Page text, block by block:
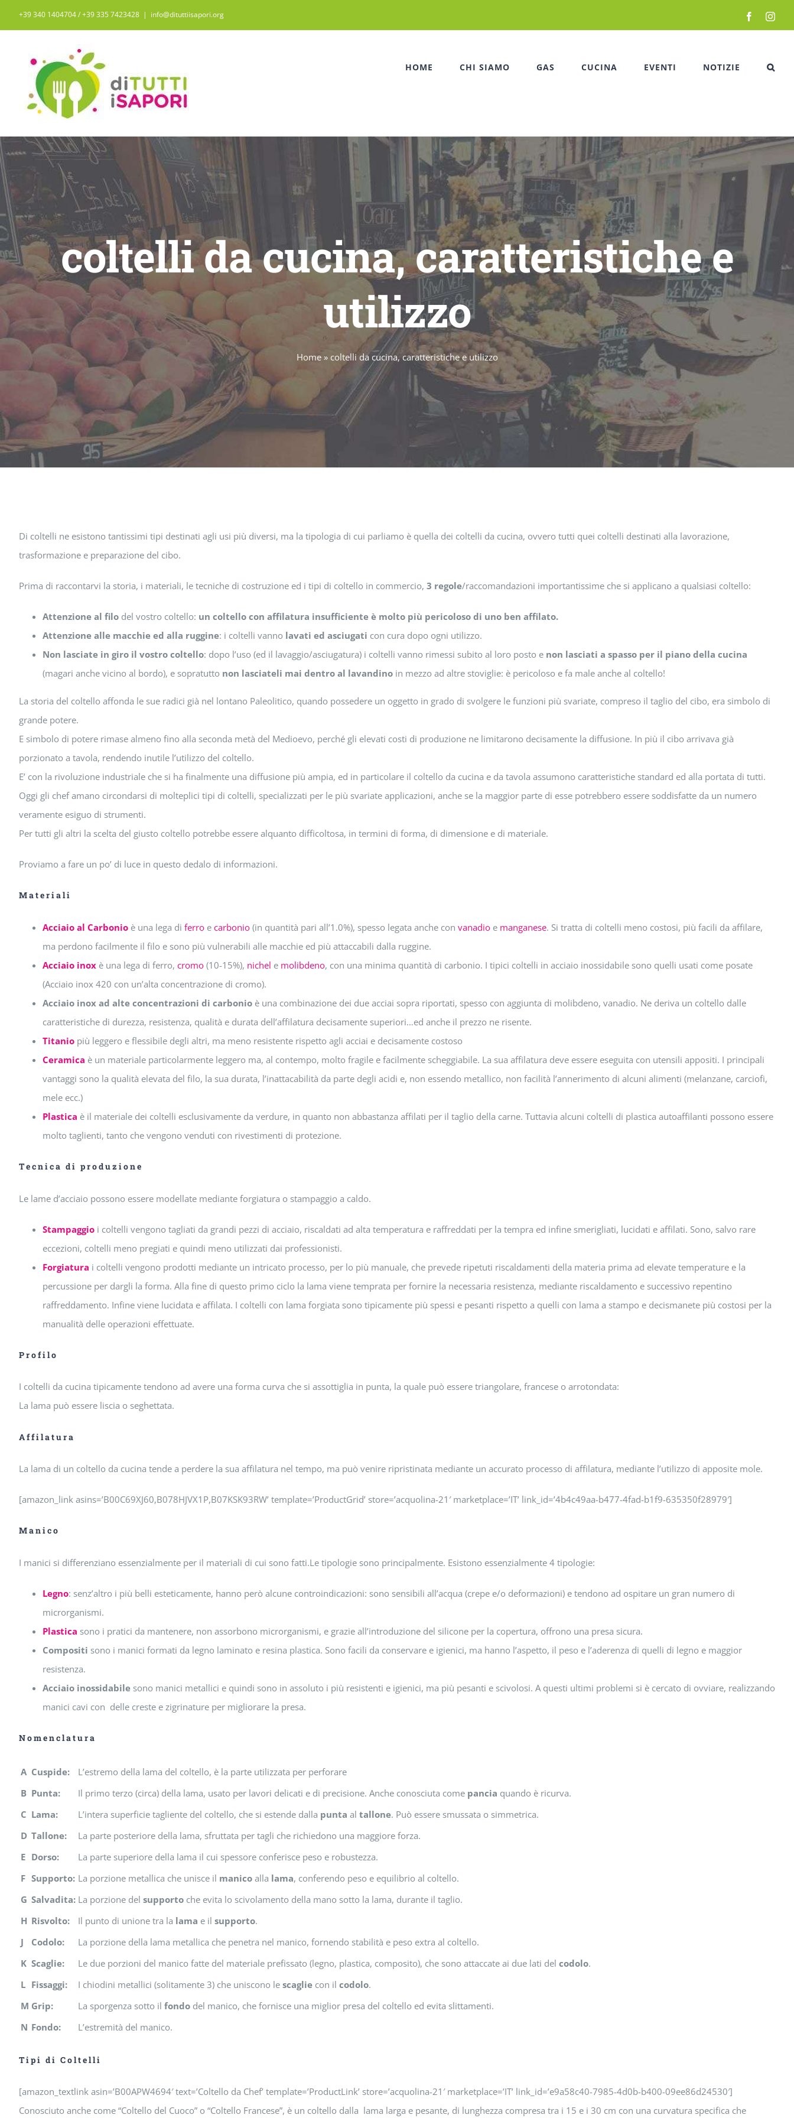
al
+39 340 1404704 / ‭+39 335 7423428‬ | info@dituttiisapori.org Facebook
HOME CHI SIAMO GAS CUCINA EVENTI NOTIZIE
coltelli da cucina, caratteristiche e
utilizzo
Home» coltelli da cucina, caratteristiche e utilizzo
Di coltelli ne esistono tantissimi tipi destinati agli usi più diversi, ma la tipologia di cui parliamo è quella dei coltelli da cucina, ovvero tutti quei coltelli destinati alla lavorazione,
trasformazione e preparazione del cibo.
Prima di raccontarvi la storia, i materiali, le tecniche di costruzione ed i tipi di coltello in commercio, 3 regole/raccomandazioni importantissime che si applicano a qualsiasi coltello:
Attenzione al filodel vostro coltello: un coltello con affilatura insufficiente è molto più pericoloso di uno ben affilato.
Attenzione alle macchie ed alla ruggine: i coltelli vanno lavati ed asciugati con cura dopo ogni utilizzo.
Non lasciate in giro il vostro coltello: dopo l’uso (ed il lavaggio/asciugatura) i coltelli vanno rimessi subito al loro posto e non lasciati a spasso per il piano della cucina
(magari anche vicino al bordo), e sopratutto non lasciateli mai dentro al lavandinoin mezzo ad altre stoviglie: è pericoloso e fa male anche al coltello!
La storia del coltello affonda le sue radici già nel lontano Paleolitico, quando possedere un oggetto in grado di svolgere le funzioni più svariate, compreso il taglio del cibo, era simbolo di
grande potere.
E simbolo di potere rimase almeno fino alla seconda metà del Medioevo, perché gli elevati costi di produzione ne limitarono decisamente la diffusione. In più il cibo arrivava già
porzionato a tavola, rendendo inutile l’utilizzo del coltello.
E’ con la rivoluzione industriale che si ha finalmente una diffusione più ampia, ed in particolare il coltello da cucina e da tavola assumono caratteristiche standard ed alla portata di tutti.
Oggi gli chef amano circondarsi di molteplici tipi di coltelli, specializzati per le più svariate applicazioni, anche se la maggior parte di esse potrebbero essere soddisfatte da un numero
veramente esiguo di strumenti.
Per tutti gli altri la scelta del giusto coltello potrebbe essere alquanto difficoltosa, in termini di forma, di dimensione e di materiale.
Proviamo a fare un po’ di luce in questo dedalo di informazioni.
Materiali
Acciaio al Carbonio è una lega di ferroe carbonio(in quantità pari all’1.0%), spesso legata anche con vanadioe manganese. Si tratta di coltelli meno costosi, più facili da affilare,
ma perdono facilmente il filo e sono più vulnerabili alle macchie ed più attaccabili dalla ruggine.
Acciaio inox è una lega di ferro, cromo(10-15%), nichel e molibdeno, con una minima quantità di carbonio. I tipici coltelli in acciaio inossidabile sono quelli usati come posate
(Acciaio inox 420 con un’alta concentrazione di cromo).
Acciaio inox ad alte concentrazioni di carbonio è una combinazione dei due acciai sopra riportati, spesso con aggiunta di molibdeno, vanadio. Ne deriva un coltello dalle
caratteristiche di durezza, resistenza, qualità e durata dell’affilatura decisamente superiori…ed anche il prezzo ne risente.
Titanio più leggero e flessibile degli altri, ma meno resistente rispetto agli acciai e decisamente costoso
Ceramica è un materiale particolarmente leggero ma, al contempo, molto fragile e facilmente scheggiabile. La sua affilatura deve essere eseguita con utensili appositi. I principali
vantaggi sono la qualità elevata del filo, la sua durata, l’inattacabilità da parte degli acidi e, non essendo metallico, non facilità l’annerimento di alcuni alimenti (melanzane, carciofi,
mele ecc.)
Plastica è il materiale dei coltelli esclusivamente da verdure, in quanto non abbastanza affilati per il taglio della carne. Tuttavia alcuni coltelli di plastica autoaffilanti possono essere
molto taglienti, tanto che vengono venduti con rivestimenti di protezione.
Tecnica di produzione
Le lame d’acciaio possono essere modellate mediante forgiatura o stampaggio a caldo.
Stampaggio i coltelli vengono tagliati da grandi pezzi di acciaio, riscaldati ad alta temperatura e raffreddati per la tempra ed infine smerigliati, lucidati e affilati. Sono, salvo rare
eccezioni, coltelli meno pregiati e quindi meno utilizzati dai professionisti.
Forgiatura i coltelli vengono prodotti mediante un intricato processo, per lo più manuale, che prevede ripetuti riscaldamenti della materia prima ad elevate temperature e la
percussione per dargli la forma. Alla fine di questo primo ciclo la lama viene temprata per fornire la necessaria resistenza, mediante riscaldamento e successivo repentino
raffreddamento. Infine viene lucidata e affilata. I coltelli con lama forgiata sono tipicamente più spessi e pesanti rispetto a quelli con lama a stampo e decismanete più costosi per la
manualità delle operazioni effettuate.
Profilo
I coltelli da cucina tipicamente tendono ad avere una forma curva che si assottiglia in punta, la quale può essere triangolare, francese o arrotondata:
La lama può essere liscia o seghettata.
Affilatura
La lama di un coltello da cucina tende a perdere la sua affilatura nel tempo, ma può venire ripristinata mediante un accurato processo di affilatura, mediante l’utilizzo di apposite mole.
[amazon_link asins=’B00C69XJ60,B078HJVX1P,B07KSK93RW’ template=’ProductGrid’ store=’acquolina-21′ marketplace=’IT’ link_id=’4b4c49aa-b477-4fad-b1f9-635350f28979′]
Manico
I manici si differenziano essenzialmente per il materiali di cui sono fatti.Le tipologie sono principalmente. Esistono essenzialmente 4 tipologie:
Legno: senz’altro i più belli esteticamente, hanno però alcune controindicazioni: sono sensibili all’acqua (crepe e/o deformazioni) e tendono ad ospitare un gran numero di
microrganismi.
Plastica sono i pratici da mantenere, non assorbono microrganismi, e grazie all’introduzione del silicone per la copertura, offrono una presa sicura.
Compositi sono i manici formati da legno laminato e resina plastica. Sono facili da conservare e igienici, ma hanno l’aspetto, il peso e l’aderenza di quelli di legno e maggior
resistenza.
Acciaio inossidabile sono manici metallici e quindi sono in assoluto i più resistenti e igienici, ma più pesanti e scivolosi. A questi ultimi problemi si è cercato di ovviare, realizzando
manici cavi con delle creste e zigrinature per migliorare la presa.
Nomenclatura
A Cuspide:
L’estremo della lama del coltello, è la parte utilizzata per perforare
B Punta: Il primo terzo (circa) della lama, usato per lavori delicati e di precisione. Anche conosciuta come pancia quando è ricurva.
C Lama: L’intera superficie tagliente del coltello, che si estende dalla punta al tallone. Può essere smussata o simmetrica.
D Tallone:
La parte posteriore della lama, sfruttata per tagli che richiedono una maggiore forza.
E Dorso:
La parte superiore della lama il cui spessore conferisce peso e robustezza.
F Supporto: La porzione metallica che unisce il manicoalla lama, conferendo peso e equilibrio al coltello.
G Salvadita: La porzione del supportoche evita lo scivolamento della mano sotto la lama, durante il taglio.
H Risvolto: Il punto di unione tra la lama e il supporto.
J
Codolo:
La porzione della lama metallica che penetra nel manico, fornendo stabilità e peso extra al coltello.
K Scaglie: Le due porzioni del manico fatte del materiale prefissato (legno, plastica, composito), che sono attaccate ai due lati del codolo.
L Fissaggi: I chiodini metallici (solitamente 3) che uniscono le scagliecon il codolo.
M Grip: La sporgenza sotto il fondodel manico, che fornisce una miglior presa del coltello ed evita slittamenti.
N Fondo: L’estremità del manico.
Tipi di Coltelli
[amazon_textlink asin=’B00APW4694′ text=’Coltello da Chef’ template=’ProductLink’ store=’acquolina-21′ marketplace=’IT’ link_id=’e9a58c40-7985-4d0b-b400-09ee86d24530′]
Conosciuto anche come “Coltello del Cuoco” o “Coltello Francese”, è un coltello dalla lama larga e pesante, di lunghezza compresa tra i 15 e i 30 cm con una curvatura specifica che